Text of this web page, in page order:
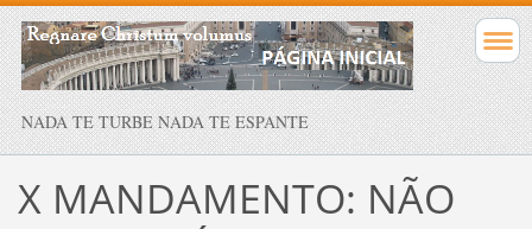
NADA TE TURBE NADA TE ESPANTE
X MANDAMENTO: NÃO